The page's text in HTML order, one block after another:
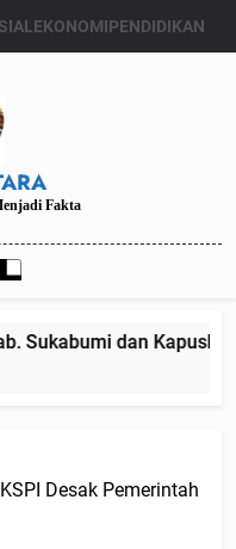
EKONOMIPENDIDIKAN
Fakta
Sukabumi dan
Desak Pemerintah